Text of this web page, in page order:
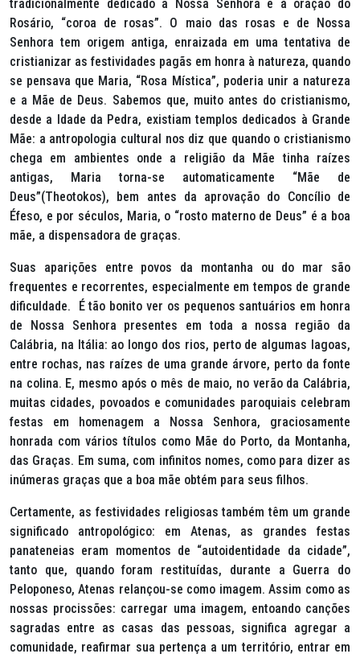
tradicionalmente dedicado a Nossa Senhora e à oração do
Rosário, “coroa de rosas”. O maio das rosas e de Nossa
Senhora tem origem antiga, enraizada em uma tentativa de
cristianizar as festividades pagãs em honra à natureza, quando
se pensava que Maria, “Rosa Mística”, poderia unir a natureza
e a Mãe de Deus. Sabemos que, muito antes do cristianismo,
desde a Idade da Pedra, existiam templos dedicados à Grande
Mãe: a antropologia cultural nos diz que quando o cristianismo
chega em ambientes onde a religião da Mãe tinha raízes
antigas, Maria torna-se automaticamente “Mãe de
Deus”(Theotokos), bem antes da aprovação do Concílio de
Éfeso, e por séculos, Maria, o “rosto materno de Deus” é a boa
mãe, a dispensadora de graças.
Suas aparições entre povos da montanha ou do mar são
frequentes e recorrentes, especialmente em tempos de grande
dificuldade. É tão bonito ver os pequenos santuários em honra
de Nossa Senhora presentes em toda a nossa região da
Calábria, na Itália: ao longo dos rios, perto de algumas lagoas,
entre rochas, nas raízes de uma grande árvore, perto da fonte
na colina. E, mesmo após o mês de maio, no verão da Calábria,
muitas cidades, povoados e comunidades paroquiais celebram
festas em homenagem a Nossa Senhora, graciosamente
honrada com vários títulos como Mãe do Porto, da Montanha,
das Graças. Em suma, com infinitos nomes, como para dizer as
inúmeras graças que a boa mãe obtém para seus filhos.
Certamente, as festividades religiosas também têm um grande
significado antropológico: em Atenas, as grandes festas
panateneias eram momentos de “autoidentidade da cidade”,
tanto que, quando foram restituídas, durante a Guerra do
Peloponeso, Atenas relançou-se como imagem. Assim como as
nossas procissões: carregar uma imagem, entoando canções
sagradas entre as casas das pessoas, significa agregar a
comunidade, reafirmar sua pertença a um território, entrar em